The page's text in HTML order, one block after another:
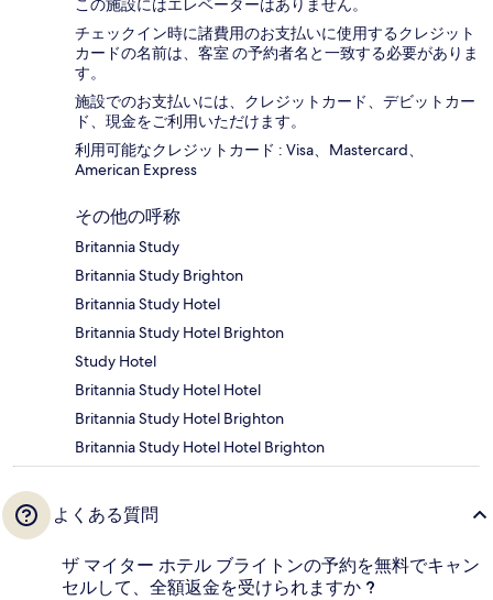
この施設にはエレベーターはありません。
チェックイン時に諸費用のお支払いに使用するクレジット
カードの名前は、客室 の予約者名と一致する必要がありま
す。
施設でのお支払いには、クレジットカード、デビットカー
ド、現金をご利用いただけます。
利用可能なクレジットカード : Visa、Mastercard、
American Express
その他の呼称
Britannia Study
Britannia Study Brighton
Britannia Study Hotel
Britannia Study Hotel Brighton
Study Hotel
Britannia Study Hotel Hotel
Britannia Study Hotel Brighton
Britannia Study Hotel Hotel Brighton
よくある質問
ザ マイター ホテル ブライトンの予約を無料でキャン
セルして、全額返金を受けられますか ?